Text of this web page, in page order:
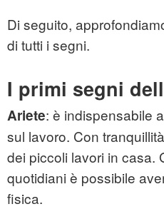
Di seguito,
di tutti i segni.
I primi segni
Ariete: è indispensabile
sul lavoro. Con
dei piccoli lavori in casa.
quotidiani è possibile
fisica.